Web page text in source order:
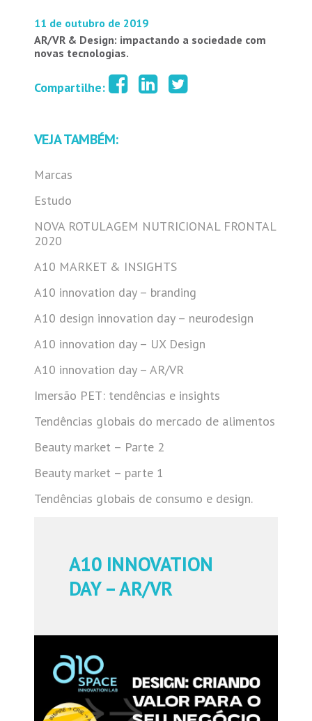
11 de outubro de 2019
AR/VR & Design: impactando a sociedade com
novas tecnologias.
Compartilhe:
VEJA TAMBÉM:
Marcas
Estudo
NOVA ROTULAGEM NUTRICIONAL FRONTAL
2020
A10 MARKET & INSIGHTS
A10 innovation day – branding
A10 design innovation day – neurodesign
A10 innovation day – UX Design
A10 innovation day – AR/VR
Imersão PET: tendências e insights
Tendências globais do mercado de alimentos
Beauty market – Parte 2
Beauty market – parte 1
Tendências globais de consumo e design.
A10 INNOVATION
DAY – AR/VR